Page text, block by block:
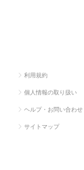
利用規約
個人情報の取り扱い
ヘルプ・お問い合わせ
サイトマップ